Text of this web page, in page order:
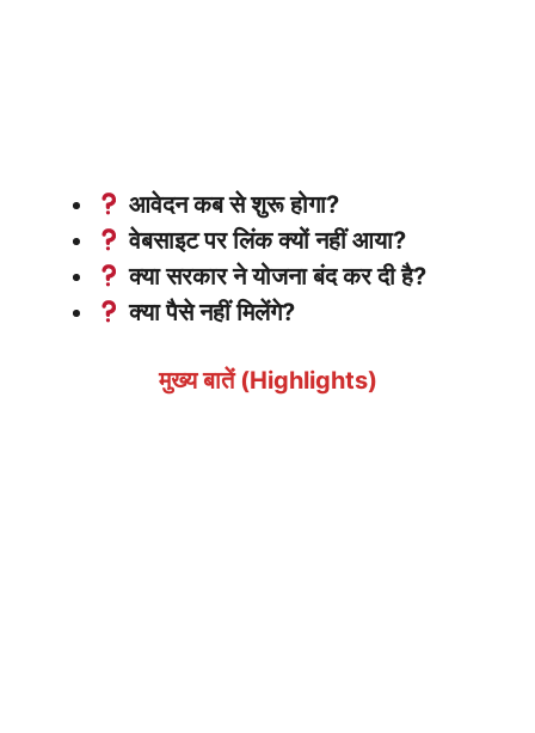
आवेदन कब से शुरू होगा?
वेबसाइट पर लिंक क्यों नहीं आया?
क्या सरकार ने योजना बंद कर दी है?
क्या पैसे नहीं मिलेंगे?
मुख्य बातें (Highlights)